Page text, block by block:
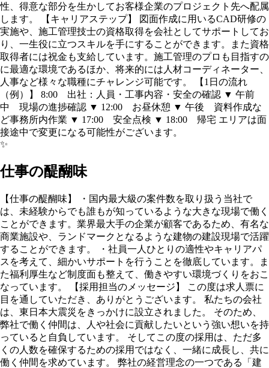
性、得意な部分を生かしてお客様企業のプロジェクト先へ配属
します。 【キャリアステップ】 図面作成に用いるCAD研修の
実施や、施工管理技士の資格取得を会社としてサポートしてお
り、一生役に立つスキルを手にすることができます。また資格
取得者には祝金も支給しています。施工管理のプロも目指すの
に最適な環境であるほか、将来的には人材コーディネーター、
人事など様々な職種にチャレンジ可能です。 【1日の流れ
（例）】 8:00 出社：人員・工事内容・安全の確認 ▼ 午前
中 現場の進捗確認 ▼ 12:00 お昼休憩 ▼ 午後 資料作成な
ど事務所内作業 ▼ 17:00 安全点検 ▼ 18:00 帰宅 エリアは面
接途中で変更になる可能性がございます。
✨
仕事の醍醐味
【仕事の醍醐味】 ・国内最大級の案件数を取り扱う当社で
は、未経験からでも誰もが知っているような大きな現場で働く
ことができます。業界最大手の企業が顧客であるため、有名な
商業施設や、ランドマークとなるような建物の建設現場で活躍
することができます。 ・社員一人ひとりの適性やキャリアパ
スを考えて、細かいサポートを行うことを徹底しています。ま
た福利厚生など制度面も整えて、働きやすい環境づくりをおこ
なっています。 【採用担当のメッセージ】 この度は求人票に
目を通していただき、ありがとうございます。 私たちの会社
は、東日本大震災をきっかけに設立されました。 そのため、
弊社で働く仲間は、人や社会に貢献したいという強い想いを持
っていると自負しています。 そしてこの度の採用は、ただ多
くの人数を確保するための採用ではなく、一緒に成長し、共に
働く仲間を求めています。 弊社の経営理念の一つである「建